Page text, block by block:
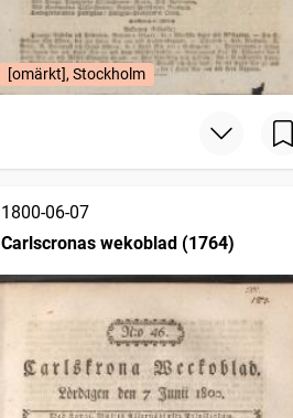
[omärkt], Stockholm
1800-06-07
Carlscronas wekoblad (1764)